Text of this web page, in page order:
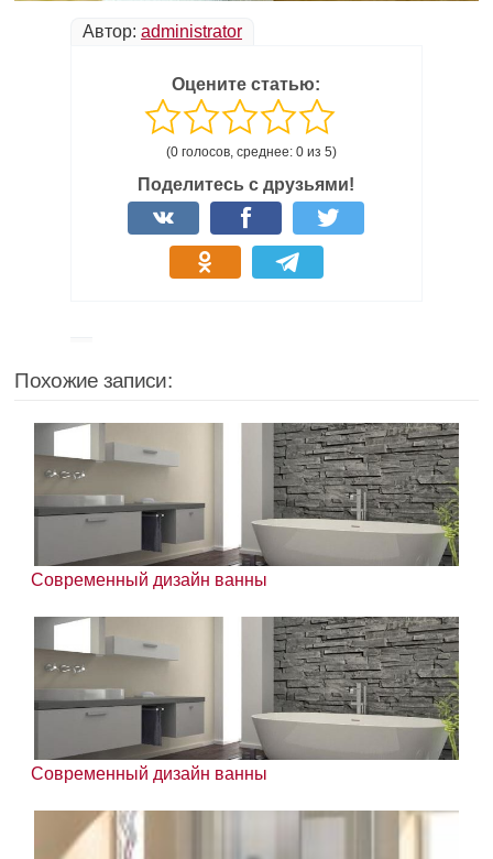
Автор: administrator
Оцените статью:
(0 голосов, среднее: 0 из 5)
Поделитесь с друзьями!
Похожие записи:
Современный дизайн ванны
Современный дизайн ванны